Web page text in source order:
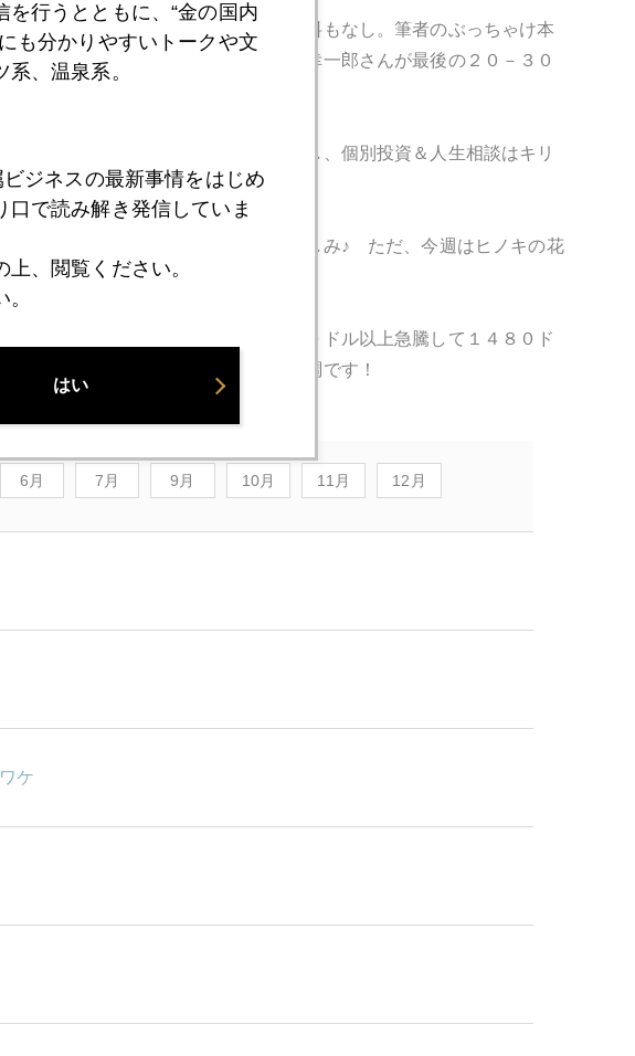
てセルフサービス。客扱いも配布資料もなし。筆者のぶっちゃけ本
は私だけで司会もいませんが、亀井幸一郎さんが最後の２０－３０
しょう。本のサインもします。ただし、個別投資＆人生相談はキリ
ところどころ残っているそうで、楽しみ♪ ただ、今週はヒノキの花
週の前半は反落。ところが昨晩は２０ドル以上急騰して１４８０ド
ェフのセミナー・インデックス絶好調です！
6月 7月 9月 10月 11月 12月
ケ
行うとともに、“金の国内
も分かりやすいトークや文
、温泉系。
ジネスの最新事情をはじめ
で読み解き発信していま
、閲覧ください。
はい